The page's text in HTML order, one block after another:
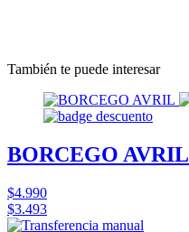
También te puede interesar
BORCEGO AVRIL
$4.990
$3.493